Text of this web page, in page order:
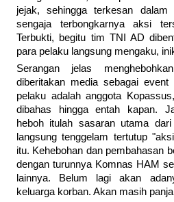
jejak, sehingga terkesan dalam
sengaja terbongkarnya aksi
Terbukti, begitu tim TNI AD
para pelaku langsung mengaku,
Serangan jelas
diberitakan media sebagai event
pelaku adalah anggota
dibahas hingga entah kapan.
heboh itulah sasaran utama
langsung tenggelam tertutup
itu. Kehebohan dan pembahasan
dengan turunnya Komnas HAM
lainnya. Belum lagi akan
keluarga korban. Akan masih